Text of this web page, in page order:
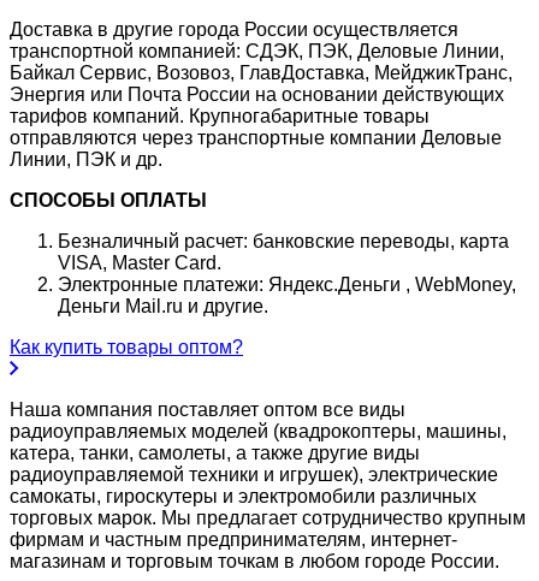
Доставка в другие города России осуществляется
транспортной компанией: СДЭК, ПЭК, Деловые Линии,
Байкал Сервис, Возовоз, ГлавДоставка, МейджикТранс,
Энергия или Почта России на основании действующих
тарифов компаний. Крупногабаритные товары
отправляются через транспортные компании Деловые
Линии, ПЭК и др.
СПОСОБЫ ОПЛАТЫ
Безналичный расчет: банковские переводы, карта
VISA, Master Card.
Электронные платежи: Яндекс.Деньги , WebMoney,
Деньги Mail.ru и другие.
Как купить товары оптом?
Наша компания поставляет оптом все виды
радиоуправляемых моделей (квадрокоптеры, машины,
катера, танки, самолеты, а также другие виды
радиоуправляемой техники и игрушек), электрические
самокаты, гироскутеры и электромобили различных
торговых марок. Мы предлагает сотрудничество крупным
фирмам и частным предпринимателям, интернет-
магазинам и торговым точкам в любом городе России.